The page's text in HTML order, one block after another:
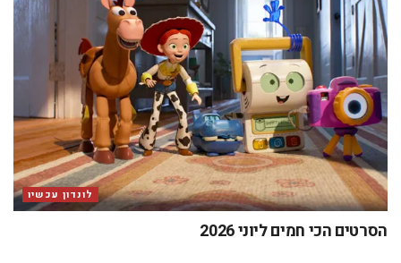
לונדון עכשיו
הסרטים הכי חמים ליוני 2026